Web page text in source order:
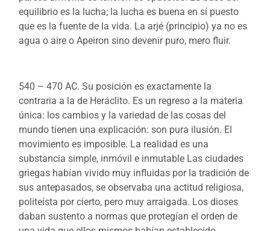
equilibrio es la lucha; la lucha es buena en sí puesto
que es la fuente de la vida. La arjé (principio) ya no es
agua o aire o Apeiron sino devenir puro, mero fluir.
540 – 470 AC. Su posición es exactamente la
contraria a la de Heráclito. Es un regreso a la materia
única: los cambios y la variedad de las cosas del
mundo tienen una explicación: son pura ilusión. El
movimiento es imposible. La realidad es una
substancia simple, inmóvil e inmutable Las ciudades
griegas habían vivido muy influidas por la tradición de
sus antepasados, se observaba una actitud religiosa,
politeísta por cierto, pero muy arraigada. Los dioses
daban sustento a normas que protegían el orden de